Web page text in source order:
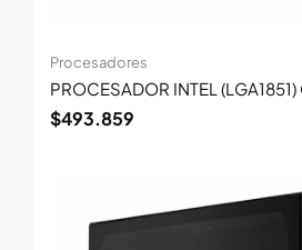
Procesadores
PROCESADOR INTEL (LGA1851)
$493.859